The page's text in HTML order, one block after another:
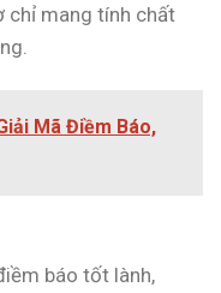
chỉ mang tính chất
Mã Điềm Báo,
báo tốt lành,